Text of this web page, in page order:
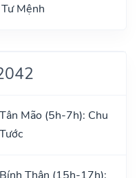
Tư Mệnh
Tân Mão (5h-7h): Chu
Tước